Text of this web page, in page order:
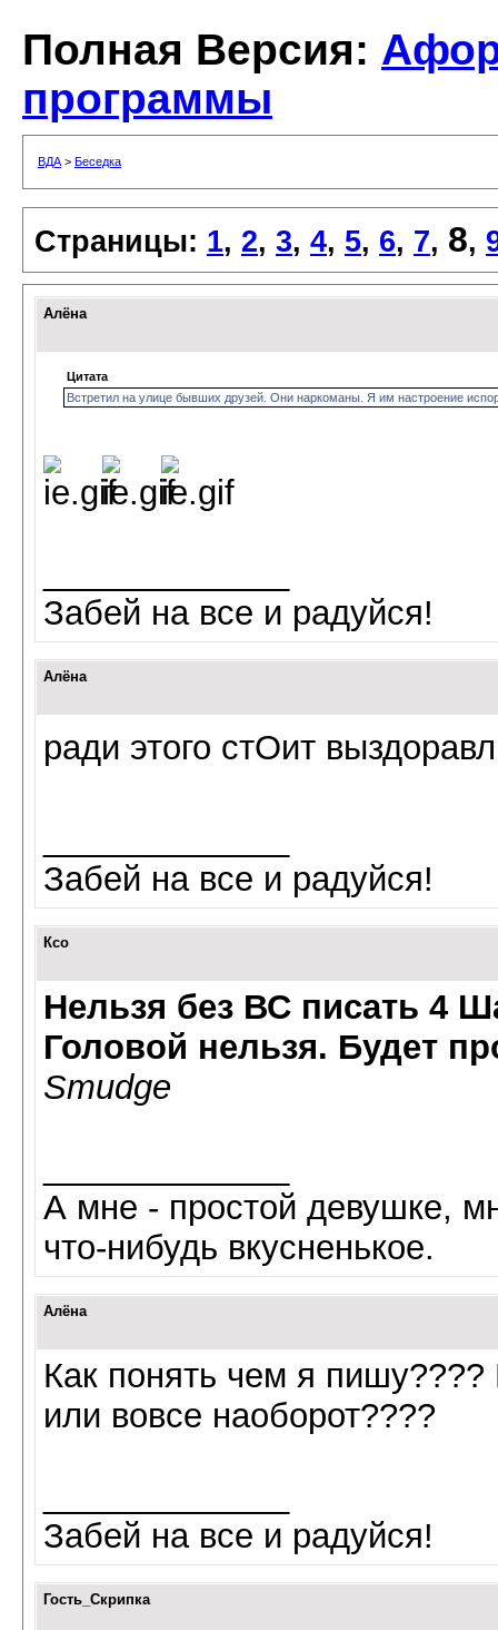
Полная Версия:
программы
ВДА > Беседка
Страницы: 1, 2, 3, 4, 5, 6, 7, 8,
Алёна
Цитата
Встретил на улице бывших друзей. Они наркоманы. Я им настроение
Забей на все и радуйся!
Алёна
ради этого стОит
Забей на все и радуйся!
Ксо
Нельзя без ВС писать 4
Головой нельзя. Будет
Smudge
А мне - простой девушке,
что-нибудь вкусненькое.
Алёна
Как понять чем я
или вовсе наоборот????
Забей на все и радуйся!
Гость_Скрипка